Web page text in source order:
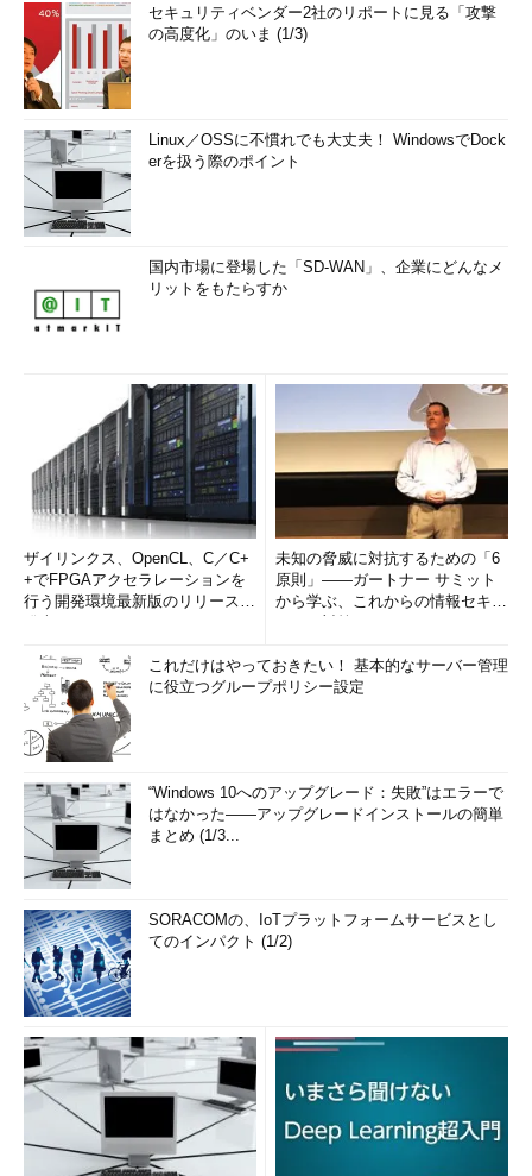
セキュリティベンダー2社のリポートに見る「攻撃
の高度化」のいま (1/3)
Linux／OSSに不慣れでも大丈夫！ WindowsでDock
erを扱う際のポイント
国内市場に登場した「SD-WAN」、企業にどんなメ
リットをもたらすか
ザイリンクス、OpenCL、C／C+
+でFPGAアクセラレーションを
行う開発環境最新版のリリースを
未知の脅威に対抗するための「6
原則」――ガートナー サミット
から学ぶ、これからの情報セキュ
これだけはやっておきたい！ 基本的なサーバー管理
に役立つグループポリシー設定
“Windows 10へのアップグレード：失敗”はエラーで
はなかった――アップグレードインストールの簡単
まとめ (1/3...
SORACOMの、IoTプラットフォームサービスとし
てのインパクト (1/2)